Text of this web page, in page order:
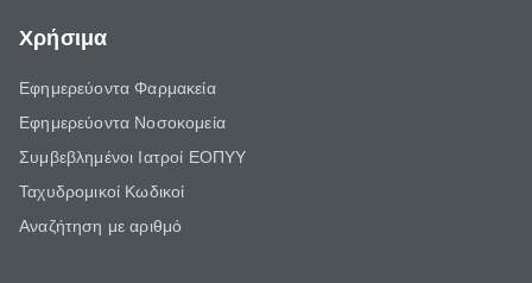
Χρήσιμα
Εφημερεύοντα Φαρμακεία
Εφημερεύοντα Νοσοκομεία
Συμβεβλημένοι Ιατροί ΕΟΠΥΥ
Ταχυδρομικοί Κωδικοί
Αναζήτηση με αριθμό